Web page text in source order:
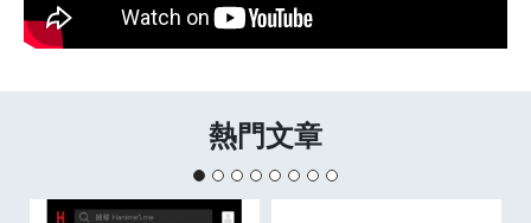
熱門文章